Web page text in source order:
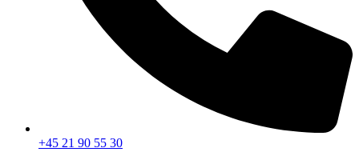
+45 21 90 55 30